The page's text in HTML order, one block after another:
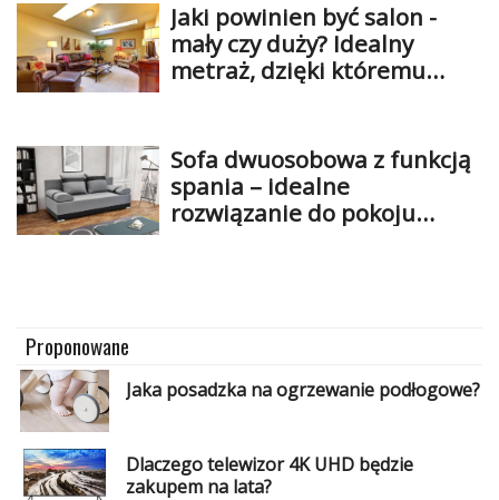
Jaki powinien być salon -
mały czy duży? Idealny
metraż, dzięki któremu
Sofa dwuosobowa z funkcją
spania – idealne
rozwiązanie do pokoju
Proponowane
Jaka posadzka na ogrzewanie podłogowe?
Dlaczego telewizor 4K UHD będzie
zakupem na lata?